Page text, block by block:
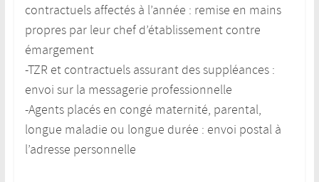
contractuels affectés à l’année : remise en mains
propres par leur chef d’établissement contre
émargement
-TZR et contractuels assurant des suppléances :
envoi sur la messagerie professionnelle
-Agents placés en congé maternité, parental,
longue maladie ou longue durée : envoi postal à
l’adresse personnelle